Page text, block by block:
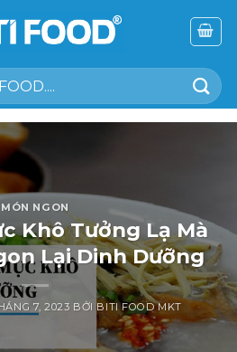
MÓN NGON
Khô Tưởng Lạ Mà
Lại Dinh Dưỡng
7, 2023 BỞIBITI FOOD MKT